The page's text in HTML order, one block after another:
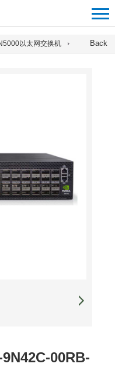
Back
以太网交换机
00RB-